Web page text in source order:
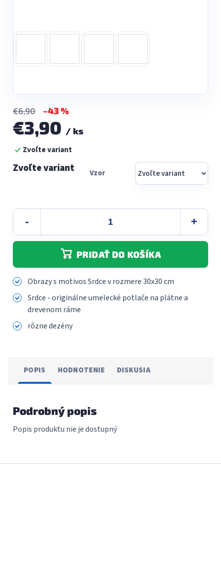
€6,90 –43 %
€3,90 / ks
Jednotková
cena:Zvoľte variant
Vzor
PRIDAŤ DO KOŠÍKA
Obrazy s motivos Srdce v rozmere 30x30 cm
Srdce - originálne umelecké potlače na plátne a
drevenom ráme
rôzne dezény
POPIS HODNOTENIE DISKUSIA
Podrobný popis
Popis produktu nie je dostupný